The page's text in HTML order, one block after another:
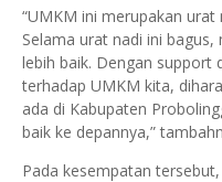
“UMKM ini merupakan
Selama urat nadi ini
lebih baik. Dengan support
terhadap UMKM kita,
ada di Kabupaten
baik ke depannya,”
Pada kesempatan